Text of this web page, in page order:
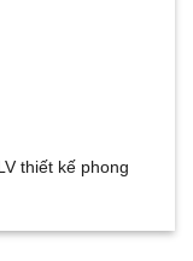
thiết kế phong